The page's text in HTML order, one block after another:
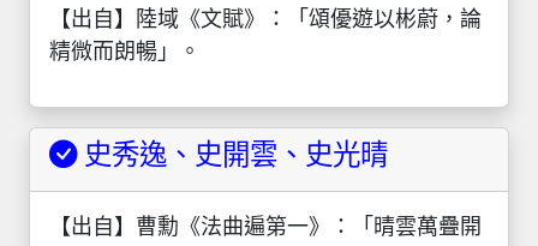
【出自】陸域《文賦》：「頌優遊以彬蔚，論
精微而朗暢」。
史秀逸、史開雲、史光晴
【出自】曹勳《法曲遍第一》：「晴雲萬疊開